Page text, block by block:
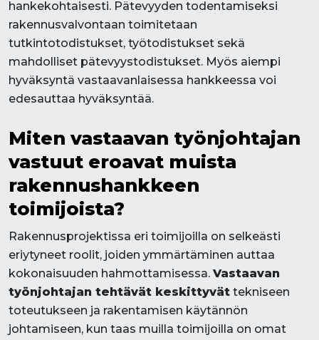
hankekohtaisesti. Pätevyyden todentamiseksi
rakennusvalvontaan toimitetaan
tutkintotodistukset, työtodistukset sekä
mahdolliset pätevyystodistukset. Myös aiempi
hyväksyntä vastaavanlaisessa hankkeessa voi
edesauttaa hyväksyntää.
Miten vastaavan työnjohtajan
vastuut eroavat muista
rakennushankkeen
toimijoista?
Rakennusprojektissa eri toimijoilla on selkeästi
eriytyneet roolit, joiden ymmärtäminen auttaa
kokonaisuuden hahmottamisessa. Vastaavan
työnjohtajan tehtävät keskittyvät tekniseen
toteutukseen ja rakentamisen käytännön
johtamiseen, kun taas muilla toimijoilla on omat